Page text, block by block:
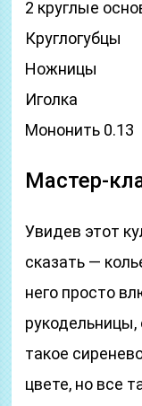
2 круглые
Круглогубцы
Ножницы
Иголка
Мононить 0.13
Мастер-
Увидев этот
сказать —
него просто
рукодельницы,
такое
цвете, но все